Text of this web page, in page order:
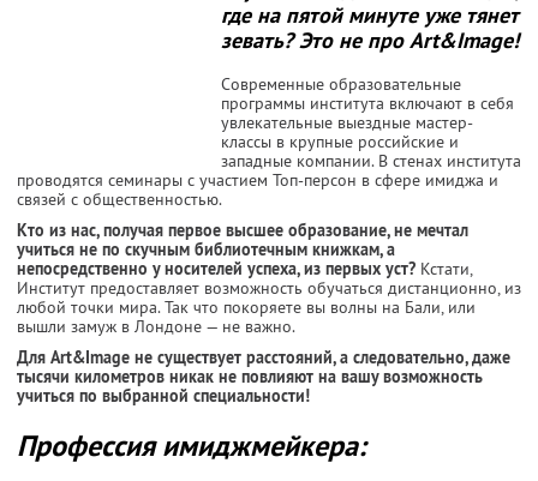
где на пятой минуте уже тянет
зевать? Это не про Art&Image!
Современные образовательные
программы института включают в себя
увлекательные выездные мастер-
классы в крупные российские и
западные компании. В стенах института
проводятся семинары с участием Топ-персон в сфере имиджа и
связей с общественностью.
Кто из нас, получая первое высшее образование, не мечтал
учиться не по скучным библиотечным книжкам, а
непосредственно у носителей успеха, из первых уст? Кстати,
Институт предоставляет возможность обучаться дистанционно, из
любой точки мира. Так что покоряете вы волны на Бали, или
вышли замуж в Лондоне — не важно.
Для Art&Image не существует расстояний, а следовательно, даже
тысячи километров никак не повлияют на вашу возможность
учиться по выбранной специальности!
Профессия имиджмейкера: